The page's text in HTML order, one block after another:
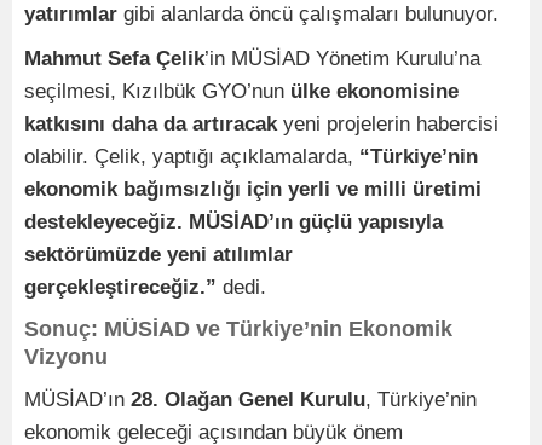
yatırımlar gibi alanlarda öncü çalışmaları bulunuyor.
Mahmut Sefa Çelik’in MÜSİAD Yönetim Kurulu’na
seçilmesi, Kızılbük GYO’nun ülke ekonomisine
katkısını daha da artıracak yeni projelerin habercisi
olabilir. Çelik, yaptığı açıklamalarda, “Türkiye’nin
ekonomik bağımsızlığı için yerli ve milli üretimi
destekleyeceğiz. MÜSİAD’ın güçlü yapısıyla
sektörümüzde yeni atılımlar
gerçekleştireceğiz.” dedi.
Sonuç: MÜSİAD ve Türkiye’nin Ekonomik
Vizyonu
MÜSİAD’ın 28. Olağan Genel Kurulu, Türkiye’nin
ekonomik geleceği açısından büyük önem